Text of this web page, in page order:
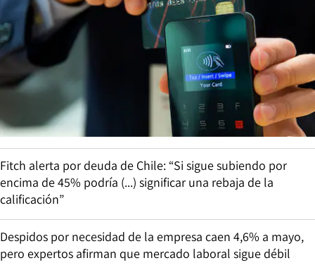
Fitch alerta por deuda de Chile: “Si sigue subiendo por
encima de 45% podría (...) significar una rebaja de la
calificación”
Despidos por necesidad de la empresa caen 4,6% a mayo,
pero expertos afirman que mercado laboral sigue débil